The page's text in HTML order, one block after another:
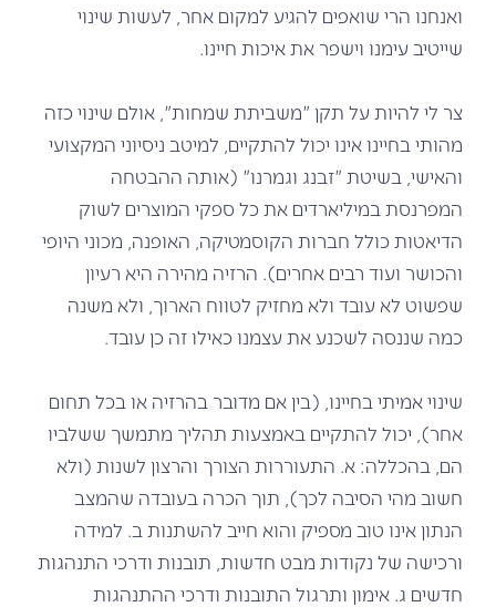
ואנחנו הרי שואפים להגיע למקום אחר, לעשות שינוי
שייטיב עימנו וישפר את איכות חיינו.
צר לי להיות על תקן "משביתת שמחות", אולם שינוי כזה
מהותי בחיינו אינו יכול להתקיים, למיטב ניסיוני המקצועי
והאישי, בשיטת "זבנג וגמרנו" (אותה ההבטחה
המפרנסת במיליארדים את כל ספקי המוצרים לשוק
הדיאטות כולל חברות הקוסמטיקה, האופנה, מכוני היופי
והכושר ועוד רבים אחרים). הרזיה מהירה היא רעיון
שפשוט לא עובד ולא מחזיק לטווח הארוך, ולא משנה
כמה שננסה לשכנע את עצמנו כאילו זה כן עובד.
שינוי אמיתי בחיינו, (בין אם מדובר בהרזיה או בכל תחום
אחר), יכול להתקיים באמצעות תהליך מתמשך ששלביו
הם, בהכללה: א. התעוררות הצורך והרצון לשנות (ולא
חשוב מהי הסיבה לכך), תוך הכרה בעובדה שהמצב
הנתון אינו טוב מספיק והוא חייב להשתנות ב. למידה
ורכישה של נקודות מבט חדשות, תובנות ודרכי התנהגות
חדשים ג. אימון ותרגול התובנות ודרכי ההתנהגות